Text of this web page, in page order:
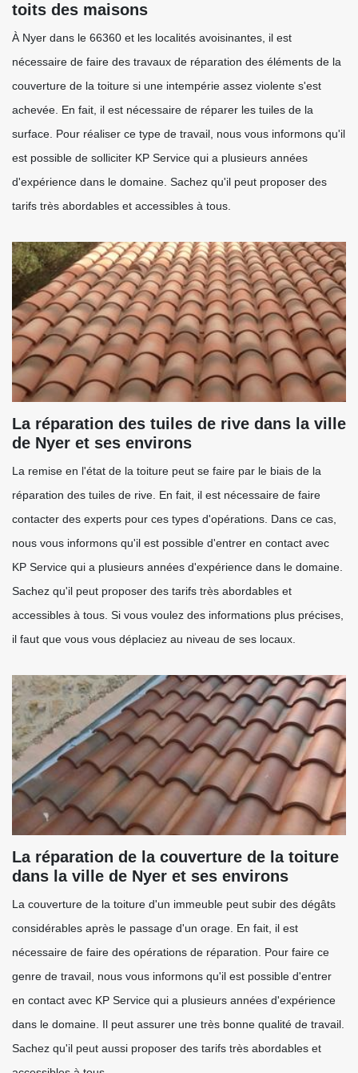
toits des maisons
À Nyer dans le 66360 et les localités avoisinantes, il est
nécessaire de faire des travaux de réparation des éléments de la
couverture de la toiture si une intempérie assez violente s'est
achevée. En fait, il est nécessaire de réparer les tuiles de la
surface. Pour réaliser ce type de travail, nous vous informons qu'il
est possible de solliciter KP Service qui a plusieurs années
d'expérience dans le domaine. Sachez qu'il peut proposer des
tarifs très abordables et accessibles à tous.
La réparation des tuiles de rive dans la ville
de Nyer et ses environs
La remise en l'état de la toiture peut se faire par le biais de la
réparation des tuiles de rive. En fait, il est nécessaire de faire
contacter des experts pour ces types d'opérations. Dans ce cas,
nous vous informons qu'il est possible d'entrer en contact avec
KP Service qui a plusieurs années d'expérience dans le domaine.
Sachez qu'il peut proposer des tarifs très abordables et
accessibles à tous. Si vous voulez des informations plus précises,
il faut que vous vous déplaciez au niveau de ses locaux.
La réparation de la couverture de la toiture
dans la ville de Nyer et ses environs
La couverture de la toiture d'un immeuble peut subir des dégâts
considérables après le passage d'un orage. En fait, il est
nécessaire de faire des opérations de réparation. Pour faire ce
genre de travail, nous vous informons qu'il est possible d'entrer
en contact avec KP Service qui a plusieurs années d'expérience
dans le domaine. Il peut assurer une très bonne qualité de travail.
Sachez qu'il peut aussi proposer des tarifs très abordables et